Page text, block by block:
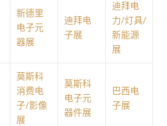
新德里
电子元
器展
迪拜电
子展
迪拜电
力/灯具/
新能源
展
莫斯科
消费电
子/影像
展
莫斯科
电子元
器件展
巴西电
子展